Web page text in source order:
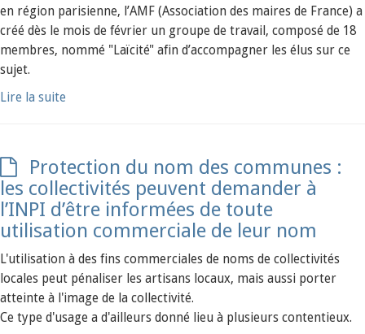
en région parisienne, l’AMF (Association des maires de France) a
créé dès le mois de février un groupe de travail, composé de 18
membres, nommé "Laïcité" afin d’accompagner les élus sur ce
sujet.
Lire la suite
Protection du nom des communes :
les collectivités peuvent demander à
l’INPI d’être informées de toute
utilisation commerciale de leur nom
L'utilisation à des fins commerciales de noms de collectivités
locales peut pénaliser les artisans locaux, mais aussi porter
atteinte à l'image de la collectivité.
Ce type d'usage a d'ailleurs donné lieu à plusieurs contentieux.